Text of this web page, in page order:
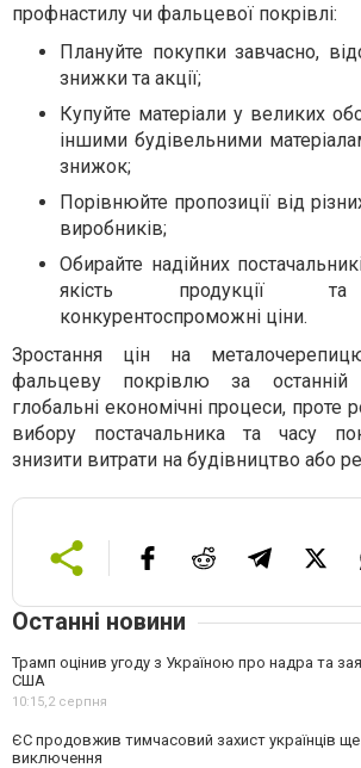
профнастилу чи фальцевої покрівлі:
Плануйте покупки завчасно,
знижки та акції;
Купуйте матеріали у великих
іншими будівельними
знижок;
Порівнюйте пропозиції від
виробників;
Обирайте надійних
якість продукції та
конкурентоспроможні ціни.
Зростання цін на
фальцеву покрівлю за останній
глобальні економічні процеси, проте
вибору постачальника та часу
знизити витрати на будівництво або
Останні новини
Трамп оцінив угоду з Україною про надра та
США
10:15,2 серпня
ЄС продовжив тимчасовий захист українців ще
виключення